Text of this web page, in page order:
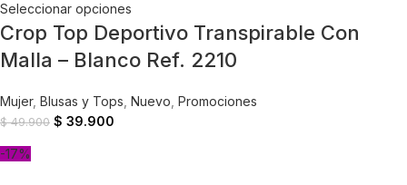
Seleccionar opciones
Crop Top Deportivo Transpirable Con
Malla – Blanco Ref. 2210
Mujer, Blusas y Tops Nuevo Promociones
$49.900 $ 39.900
-17%